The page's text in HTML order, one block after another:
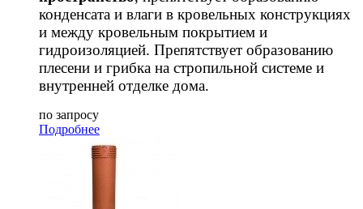
конденсата и влаги в кровельных конструкциях
и между кровельным покрытием и
гидроизоляцией. Препятствует образованию
плесени и грибка на стропильной системе и
внутренней отделке дома.
по запросу
Подробнее